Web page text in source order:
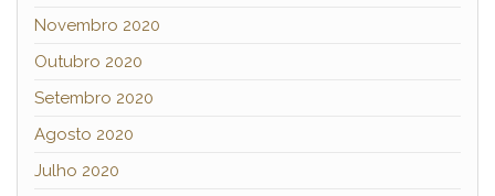
Novembro 2020
Outubro 2020
Setembro 2020
Agosto 2020
Julho 2020